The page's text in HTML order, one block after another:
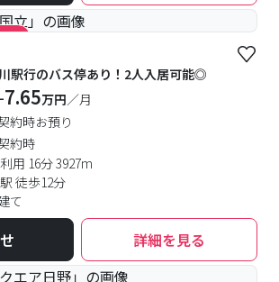
中
駅行のバス停あり！2人入居可能◎
-7.65万円／月
約時お預り
約時
用 16分 3927m
徒歩12分
て
詳細を見る